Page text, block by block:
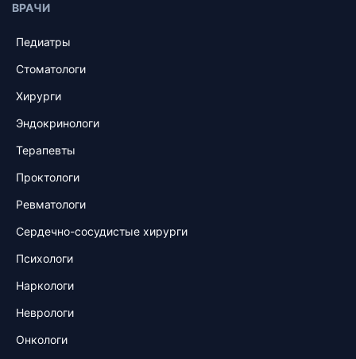
ВРАЧИ
Педиатры
Стоматологи
Хирурги
Эндокринологи
Терапевты
Проктологи
Ревматологи
Сердечно-сосудистые хирурги
Психологи
Наркологи
Неврологи
Онкологи